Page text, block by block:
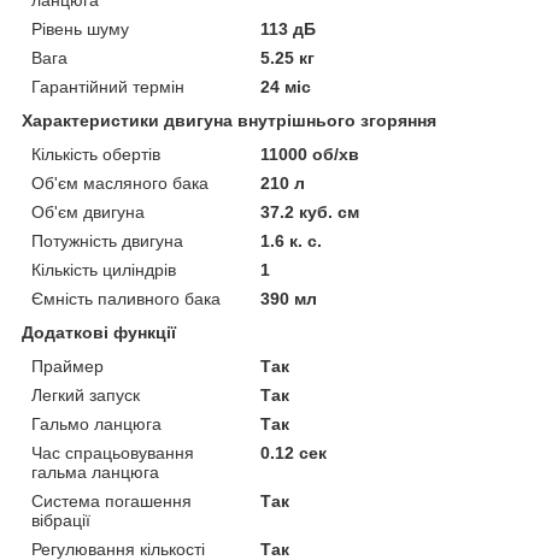
Рівень шуму
113 дБ
Вага
5.25 кг
Гарантійний термін
24 міс
Характеристики двигуна внутрішнього згоряння
Кількість обертів
11000 об/хв
Об'єм масляного бака
210 л
Об'єм двигуна
37.2 куб. см
Потужність двигуна
1.6 к. с.
Кількість циліндрів
1
Ємність паливного бака
390 мл
Додаткові функції
Праймер
Так
Легкий запуск
Так
Гальмо ланцюга
Так
Час спрацьовування
гальма ланцюга
0.12 сек
Система погашення
вібрації
Так
Регулювання кількості
Так